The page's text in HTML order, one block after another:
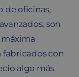
de oficinas,
son
máxima
fabricados con
algo más